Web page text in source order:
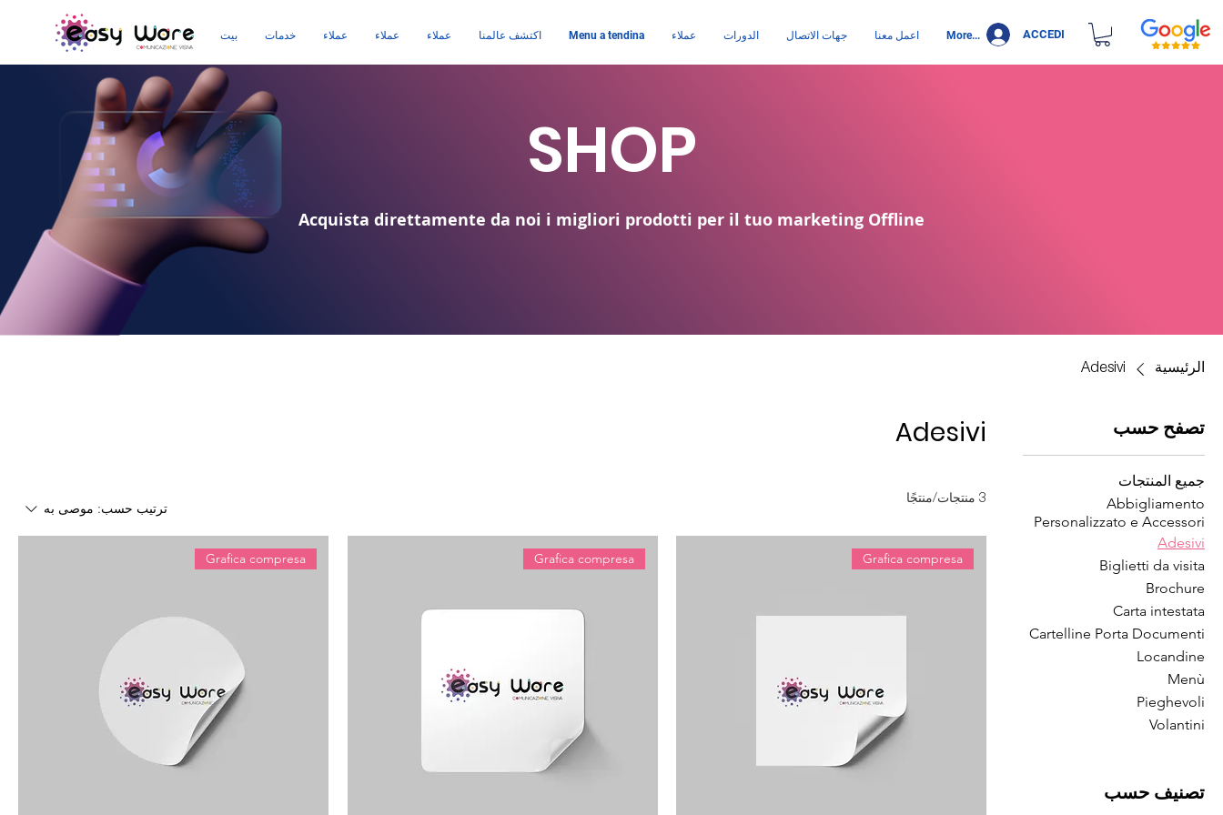
بيت خدمات عملاء عملاء عملاء اكتشف عالمنا Menu a tendina عملاء الدورات جهات الاتصال اعمل معنا More... ACCEDI
SHOP
Acquista direttamente da noi i migliori prodotti per il tuo marketing Offline
الرئيسية Adesivi
تصفح حسب
جميع المنتجات
Abbigliamento
Personalizzato e Accessori
Adesivi
Biglietti da visita
Brochure
Carta intestata
Cartelline Porta Documenti
Locandine
Menù
Pieghevoli
Volantini
تصنيف حسب
Adesivi
3 منتجات/منتجًا
ترتيب حسب: موصى به
Grafica compresa
Grafica compresa
Grafica compresa